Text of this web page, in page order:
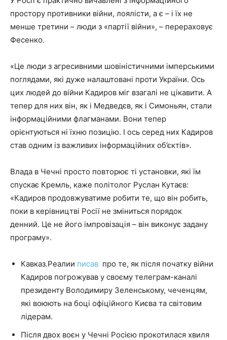
простору противники війни, лоялісти, а є – і їх не
менше третини – люди з «партії війни», – перераховує
Фесенко.
«Це люди з агресивними шовіністичними імперськими
поглядами, які дуже налаштовані проти України. Ось
цих людей до війни Кадиров міг взагалі не цікавити. А
тепер для них він, як і Медведєв, як і Симоньян, стали
інформаційними флагманами. Вони тепер
орієнтуються ні їхню позицію. І ось серед них Кадиров
став одним із важливих інформаційних об’єктів».
Влада в Чечні просто повторює ті установки, які їм
спускає Кремль, каже політолог Руслан Кутаєв:
«Кадиров продовжуватиме робити те, що він робить,
поки в керівництві Росії не зміниться порядок
денний. Це не його імпровізація – він виконує задану
програму».
Кавказ.Реалии писав про те, як після початку війни
Кадиров погрожував у своєму телеграм-каналі
президенту Володимиру Зеленському, чеченцям,
які воюють на боці офіційного Києва та світовим
лідерам.
Після двох воєн у Чечні Росією прокотилася хвиля